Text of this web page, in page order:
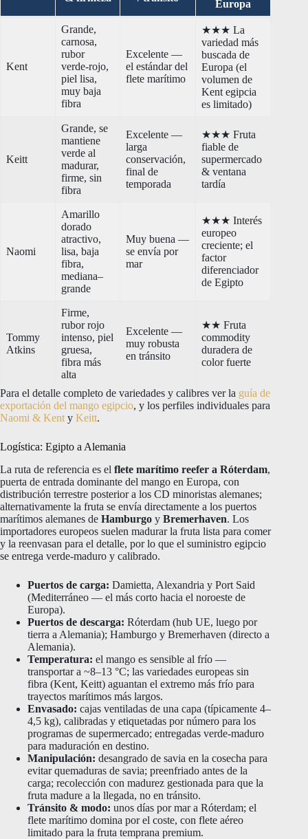
Europa
Kent
Grande,
carnosa,
rubor
verde-rojo,
piel lisa,
muy baja
fibra
Excelente —
el estándar del
flete marítimo
★★★ La
variedad más
buscada de
Europa (el
volumen de
Kent egipcia
es limitado)
Keitt
Grande, se
mantiene
verde al
madurar,
firme, sin
fibra
Excelente —
larga
conservación,
final de
temporada
★★★ Fruta
fiable de
supermercado
& ventana
tardía
Naomi
Amarillo
dorado
atractivo,
lisa, baja
fibra,
mediana–
grande
Muy buena —
se envía por
mar
★★★ Interés
europeo
creciente; el
factor
diferenciador
de Egipto
Tommy
Atkins
Firme,
rubor rojo
intenso, piel
gruesa,
fibra más
alta
Excelente —
muy robusta
en tránsito
★★ Fruta
commodity
duradera de
color fuerte
Para el detalle completo de variedades y calibres ver la guía de
exportación del mango egipcio, y los perfiles individuales para
Naomi & Kent y Keitt.
Logística: Egipto a Alemania
La ruta de referencia es el flete marítimo reefer a Róterdam,
puerta de entrada dominante del mango en Europa, con
distribución terrestre posterior a los CD minoristas alemanes;
alternativamente la fruta se envía directamente a los puertos
marítimos alemanes de Hamburgo y Bremerhaven. Los
importadores europeos suelen madurar la fruta lista para comer
y la reenvasan para el detalle, por lo que el suministro egipcio
se entrega verde-maduro y calibrado.
Puertos de carga: Damietta, Alexandria y Port Said
(Mediterráneo — el más corto hacia el noroeste de
Europa).
Puertos de descarga: Róterdam (hub UE, luego por
tierra a Alemania); Hamburgo y Bremerhaven (directo a
Alemania).
Temperatura: el mango es sensible al frío —
transportar a ~8–13 °C; las variedades europeas sin
fibra (Kent, Keitt) aguantan el extremo más frío para
trayectos marítimos más largos.
Envasado: cajas ventiladas de una capa (típicamente 4–
4,5 kg), calibradas y etiquetadas por número para los
programas de supermercado; entregadas verde-maduro
para maduración en destino.
Manipulación: desangrado de savia en la cosecha para
evitar quemaduras de savia; preenfriado antes de la
carga; recolección con madurez gestionada para que la
fruta madure a la llegada, no en tránsito.
Tránsito & modo: unos días por mar a Róterdam; el
flete marítimo domina por el coste, con flete aéreo
limitado para la fruta temprana premium.